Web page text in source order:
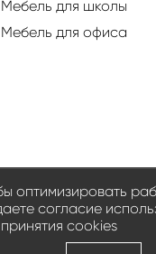
Мебель для школы
Мебель для офиса
согласие
сookies